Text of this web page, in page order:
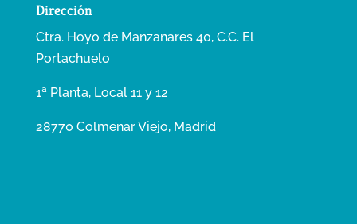
Dirección
Ctra. Hoyo de Manzanares 40, C.C. El
Portachuelo
1ª Planta, Local 11 y 12
28770 Colmenar Viejo, Madrid